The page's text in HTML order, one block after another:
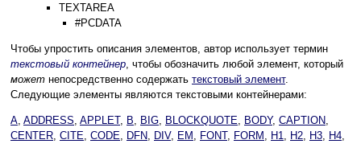
TEXTAREA
#PCDATA
Чтобы упростить описания элементов, автор использует термин
текстовый контейнер , чтобы обозначить любой элемент, который
может непосредственно содержать текстовый элемент.
Следующие элементы являются текстовыми контейнерами:
A ADDRESS APPLET, B BIG BLOCKQUOTE BODY, CAPTION
CENTER CITE CODE DFN DIV, EM FONT, FORM H1 H2 H3 H4